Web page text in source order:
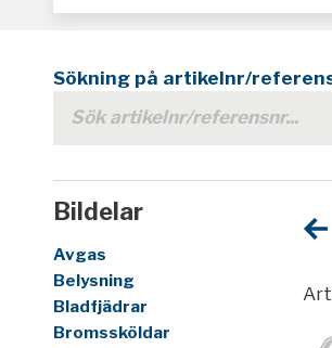
Sökning på artikelnr/
Bildelar
Avgas
Belysning
Bladfjädrar
Bromssköldar